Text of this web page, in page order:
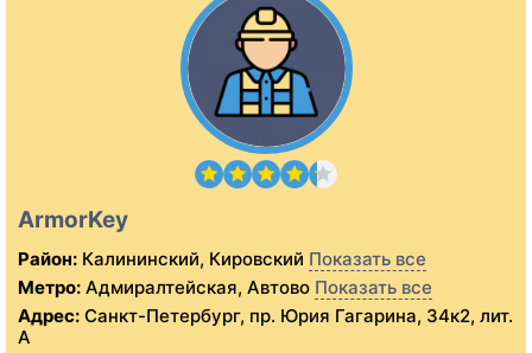
ArmorKey
Район: Калининский, Кировский Показать все
Метро: Адмиралтейская, Автово Показать все
Адрес: Санкт-Петербург, пр. Юрия Гагарина, 34к2, лит.
А